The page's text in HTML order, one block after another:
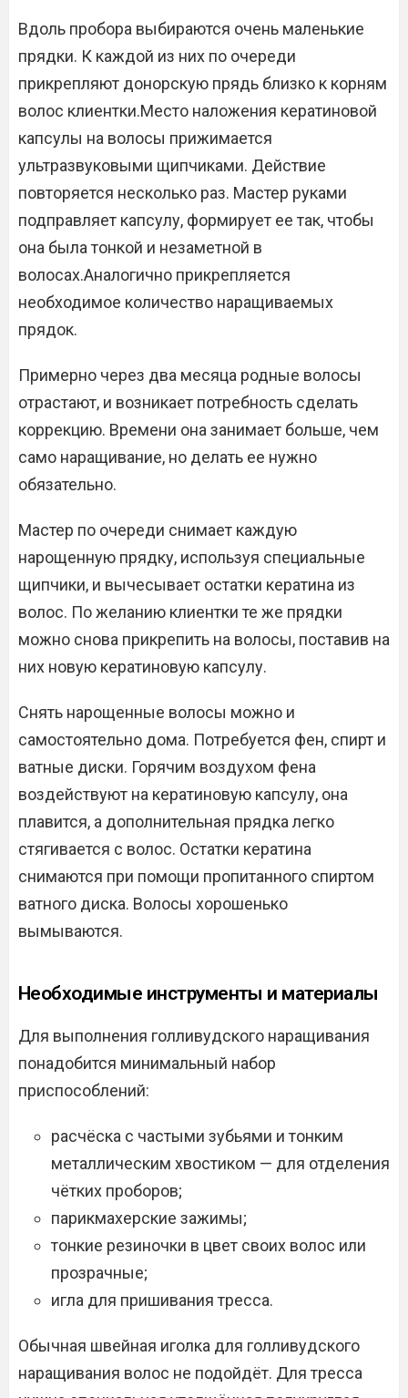
Вдоль пробора выбираются очень маленькие
прядки. К каждой из них по очереди
прикрепляют донорскую прядь близко к корням
волос клиентки.Место наложения кератиновой
капсулы на волосы прижимается
ультразвуковыми щипчиками. Действие
повторяется несколько раз. Мастер руками
подправляет капсулу, формирует ее так, чтобы
она была тонкой и незаметной в
волосах.Аналогично прикрепляется
необходимое количество наращиваемых
прядок.
Примерно через два месяца родные волосы
отрастают, и возникает потребность сделать
коррекцию. Времени она занимает больше, чем
само наращивание, но делать ее нужно
обязательно.
Мастер по очереди снимает каждую
нарощенную прядку, используя специальные
щипчики, и вычесывает остатки кератина из
волос. По желанию клиентки те же прядки
можно снова прикрепить на волосы, поставив на
них новую кератиновую капсулу.
Снять нарощенные волосы можно и
самостоятельно дома. Потребуется фен, спирт и
ватные диски. Горячим воздухом фена
воздействуют на кератиновую капсулу, она
плавится, а дополнительная прядка легко
стягивается с волос. Остатки кератина
снимаются при помощи пропитанного спиртом
ватного диска. Волосы хорошенько
вымываются.
Необходимые инструменты и материалы
Для выполнения голливудского наращивания
понадобится минимальный набор
приспособлений:
расчёска с частыми зубьями и тонким
металлическим хвостиком — для отделения
чётких проборов;
парикмахерские зажимы;
тонкие резиночки в цвет своих волос или
прозрачные;
игла для пришивания тресса.
Обычная швейная иголка для голливудского
наращивания волос не подойдёт. Для тресса